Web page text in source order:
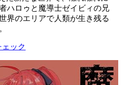
ハロゥと魔導士ゼイビィの兄
界のエリアで人類が生き残る
ック